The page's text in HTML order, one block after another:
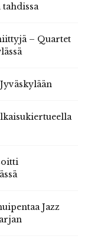
– Quartet
Jazz